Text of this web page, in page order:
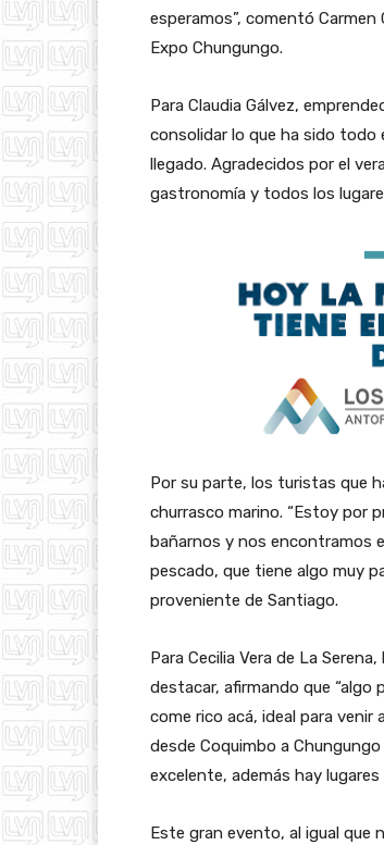
esperamos”, comentó
Expo Chungungo.
Para Claudia Gálvez,
consolidar lo que ha sido todo
llegado. Agradecidos por el
gastronomía y todos los
Por su parte, los turistas que
churrasco marino. “Estoy por
bañarnos y nos encontramos
pescado, que tiene algo muy
proveniente de Santiago.
Para Cecilia Vera de La
destacar, afirmando que “algo
come rico acá, ideal para venir
desde Coquimbo a
excelente, además hay
Este gran evento, al igual que